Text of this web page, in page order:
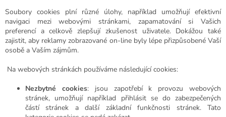
Soubory cookies plní různé úlohy, například umožňují efektivní
navigaci mezi webovými stránkami, zapamatování si Vašich
preferencí a celkově zlepšují zkušenost uživatele. Dokážou také
zajistit, aby reklamy zobrazované on-line byly lépe přizpůsobené Vaší
osobě a Vaším zájmům.
Na webových stránkách používáme následující cookies:
Nezbytné cookies: jsou zapotřebí k provozu webových
stránek, umožňují například přihlásit se do zabezpečených
částí stránek a další základní funkčnosti stránek. Tato